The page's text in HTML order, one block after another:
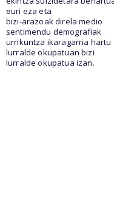
euri eza eta
bizi-arazoak direla medio
sentimendu demografiak
urrikuntza ikaragarria hartu
lurralde okupatuan bizi
lurralde okupatua izan.